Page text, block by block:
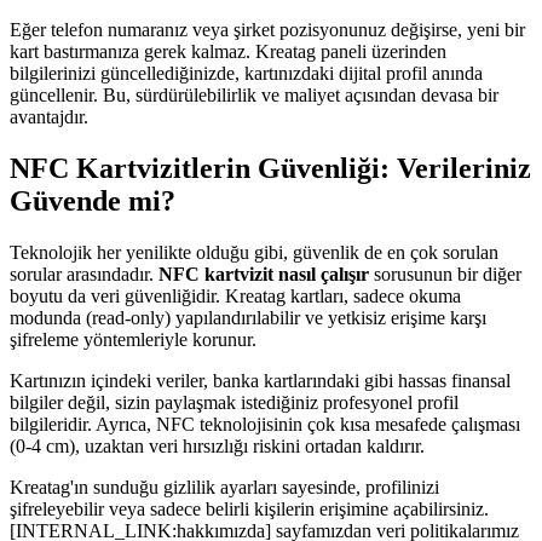
Eğer telefon numaranız veya şirket pozisyonunuz değişirse, yeni bir
kart bastırmanıza gerek kalmaz. Kreatag paneli üzerinden
bilgilerinizi güncellediğinizde, kartınızdaki dijital profil anında
güncellenir. Bu, sürdürülebilirlik ve maliyet açısından devasa bir
avantajdır.
NFC Kartvizitlerin Güvenliği: Verileriniz
Güvende mi?
Teknolojik her yenilikte olduğu gibi, güvenlik de en çok sorulan
sorular arasındadır. NFC kartvizit nasıl çalışır sorusunun bir diğer
boyutu da veri güvenliğidir. Kreatag kartları, sadece okuma
modunda (read-only) yapılandırılabilir ve yetkisiz erişime karşı
şifreleme yöntemleriyle korunur.
Kartınızın içindeki veriler, banka kartlarındaki gibi hassas finansal
bilgiler değil, sizin paylaşmak istediğiniz profesyonel profil
bilgileridir. Ayrıca, NFC teknolojisinin çok kısa mesafede çalışması
(0-4 cm), uzaktan veri hırsızlığı riskini ortadan kaldırır.
Kreatag'ın sunduğu gizlilik ayarları sayesinde, profilinizi
şifreleyebilir veya sadece belirli kişilerin erişimine açabilirsiniz.
[INTERNAL_LINK:hakkımızda] sayfamızdan veri politikalarımız